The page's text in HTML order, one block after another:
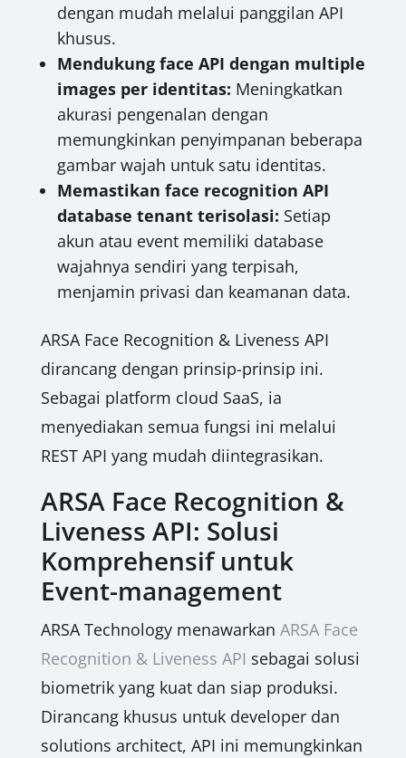
dengan mudah melalui panggilan API
khusus.
Mendukung face API dengan multiple
images per identitas: Meningkatkan
akurasi pengenalan dengan
memungkinkan penyimpanan beberapa
gambar wajah untuk satu identitas.
Memastikan face recognition API
database tenant terisolasi: Setiap
akun atau event memiliki database
wajahnya sendiri yang terpisah,
menjamin privasi dan keamanan data.
ARSA Face Recognition & Liveness API
dirancang dengan prinsip-prinsip ini.
Sebagai platform cloud SaaS, ia
menyediakan semua fungsi ini melalui
REST API yang mudah diintegrasikan.
ARSA Face Recognition &
Liveness API: Solusi
Komprehensif untuk
Event-management
ARSA Technology menawarkan ARSA Face
Recognition & Liveness API sebagai solusi
biometrik yang kuat dan siap produksi.
Dirancang khusus untuk developer dan
solutions architect, API ini memungkinkan